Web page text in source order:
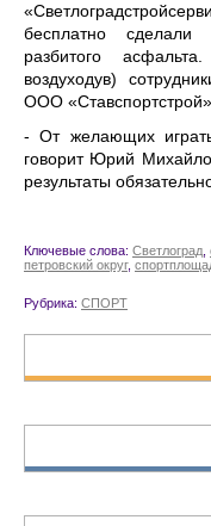
бесплатно
разбитого
воздуходув)
ООО «Ставспортстрой».
- От желающих
говорит Юрий
результаты
Ключевые слова: Светлоград
петровский округ,
Рубрика: СПОРТ